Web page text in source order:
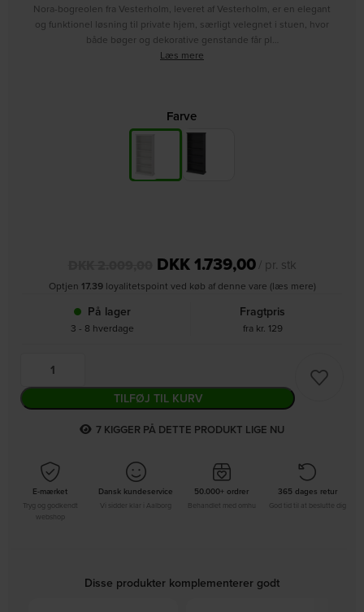
Nora-bogreolen fra Vesterholm, leveret af Vesterholm, er en elegant
og funktionel løsning til private hjem, særligt velegnet i stuen, hvor
både bøger og dekorative genstande får pl…
Læs mere
Farve
DKK1.739,00/ pr. stk
Optjen 17.39loyalitetspoint ved køb af denne vare (læs mere)
På lager
3 - 8 hverdage
Fragtpris
fra kr. 129
TILFØJ TIL KURV
7 KIGGER PÅ DETTE PRODUKT LIGE NU
E-mærket
Tryg og godkendt
Dansk kundeservice
Vi sidder klar i Aalborg
50.000+ ordrer
Behandlet med omhu
365 dages retur
God tid til at beslutte dig
Disse produkter komplementerer godt